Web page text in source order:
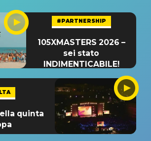
#PARTNERSHIP
105XMASTERS 2026 –
sei stato
INDIMENTICABILE!
quinta